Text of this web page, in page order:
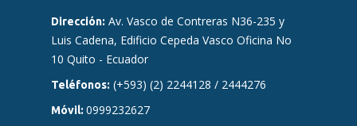
Dirección: Av. Vasco de Contreras N36-235 y
Luis Cadena, Edificio Cepeda Vasco Oficina No
10 Quito - Ecuador
Teléfonos: (+593) (2) 2244128 / 2444276
Móvil: 0999232627